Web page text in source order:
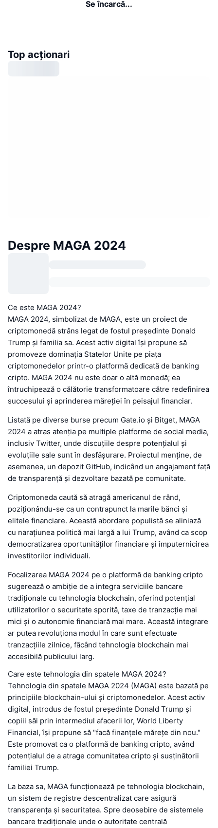
Se încarcă...
Top acționari
Despre MAGA 2024
Ce este MAGA 2024?
MAGA 2024, simbolizat de MAGA, este un proiect de
criptomonedă strâns legat de fostul președinte Donald
Trump și familia sa. Acest activ digital își propune să
promoveze dominația Statelor Unite pe piața
criptomonedelor printr-o platformă dedicată de banking
cripto. MAGA 2024 nu este doar o altă monedă; ea
întruchipează o călătorie transformatoare către redefinirea
succesului și aprinderea măreției în peisajul financiar.
Listată pe diverse burse precum Gate.io și Bitget, MAGA
2024 a atras atenția pe multiple platforme de social media,
inclusiv Twitter, unde discuțiile despre potențialul și
evoluțiile sale sunt în desfășurare. Proiectul menține, de
asemenea, un depozit GitHub, indicând un angajament față
de transparență și dezvoltare bazată pe comunitate.
Criptomoneda caută să atragă americanul de rând,
poziționându-se ca un contrapunct la marile bănci și
elitele financiare. Această abordare populistă se aliniază
cu narațiunea politică mai largă a lui Trump, având ca scop
democratizarea oportunităților financiare și împuternicirea
investitorilor individuali.
Focalizarea MAGA 2024 pe o platformă de banking cripto
sugerează o ambiție de a integra serviciile bancare
tradiționale cu tehnologia blockchain, oferind potențial
utilizatorilor o securitate sporită, taxe de tranzacție mai
mici și o autonomie financiară mai mare. Această integrare
ar putea revoluționa modul în care sunt efectuate
tranzacțiile zilnice, făcând tehnologia blockchain mai
accesibilă publicului larg.
Care este tehnologia din spatele MAGA 2024?
Tehnologia din spatele MAGA 2024 (MAGA) este bazată pe
principiile blockchain-ului și criptomonedelor. Acest activ
digital, introdus de fostul președinte Donald Trump și
copiii săi prin intermediul afacerii lor, World Liberty
Financial, își propune să "facă finanțele mărețe din nou."
Este promovat ca o platformă de banking cripto, având
potențialul de a atrage comunitatea cripto și susținătorii
familiei Trump.
La baza sa, MAGA funcționează pe tehnologia blockchain,
un sistem de registre descentralizat care asigură
transparența și securitatea. Spre deosebire de sistemele
bancare tradiționale unde o autoritate centrală